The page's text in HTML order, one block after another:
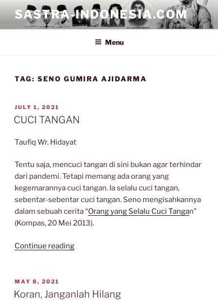
content
SASTRA-INDONESIA.COM
Menu
TAG: SENO GUMIRA AJIDARMA
POSTED
ON
JULY 1, 2021
CUCI TANGAN
Taufiq Wr. Hidayat
Tentu saja, mencuci tangan di sini bukan agar terhindar
dari pandemi. Tetapi memang ada orang yang
kegemarannya cuci tangan. Ia selalu cuci tangan,
sebentar-sebentar cuci tangan. Seno mengisahkannya
dalam sebuah cerita “Orang yang Selalu Cuci Tangan”
(Kompas, 20 Mei 2013).
Continue reading“CUCI
POSTED
ON
MAY 8, 2021
Koran, Janganlah Hilang